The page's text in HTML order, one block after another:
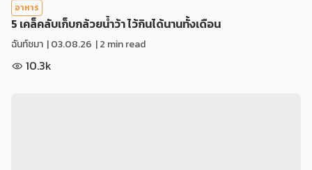
อาหาร
5 เคล็คลับเก็บกล้วยน้ำว้า ไว้กินได้นานทั้งเดือน
ฉันท์ชมา |03.08.26 | 2 min read
10.3k